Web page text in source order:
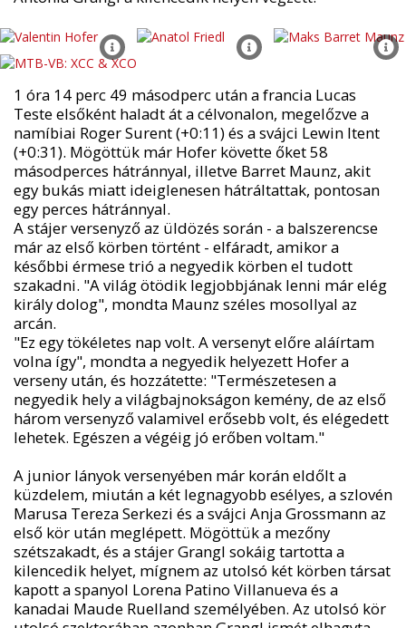
1 óra 14 perc 49 másodperc után a francia Lucas
Teste elsőként haladt át a célvonalon, megelőzve a
namíbiai Roger Surent (+0:11) és a svájci Lewin Itent
(+0:31). Mögöttük már Hofer követte őket 58
másodperces hátránnyal, illetve Barret Maunz, akit
egy bukás miatt ideiglenesen hátráltattak, pontosan
egy perces hátránnyal.
A stájer versenyző az üldözés során - a balszerencse
már az első körben történt - elfáradt, amikor a
későbbi érmese trió a negyedik körben el tudott
szakadni. "A világ ötödik legjobbjának lenni már elég
király dolog", mondta Maunz széles mosollyal az
arcán.
"Ez egy tökéletes nap volt. A versenyt előre aláírtam
volna így", mondta a negyedik helyezett Hofer a
verseny után, és hozzátette: "Természetesen a
negyedik hely a világbajnokságon kemény, de az első
három versenyző valamivel erősebb volt, és elégedett
lehetek. Egészen a végéig jó erőben voltam."
A junior lányok versenyében már korán eldőlt a
küzdelem, miután a két legnagyobb esélyes, a szlovén
Marusa Tereza Serkezi és a svájci Anja Grossmann az
első kör után meglépett. Mögöttük a mezőny
szétszakadt, és a stájer Grangl sokáig tartotta a
kilencedik helyet, mígnem az utolsó két körben társat
kapott a spanyol Lorena Patino Villanueva és a
kanadai Maude Ruelland személyében. Az utolsó kör